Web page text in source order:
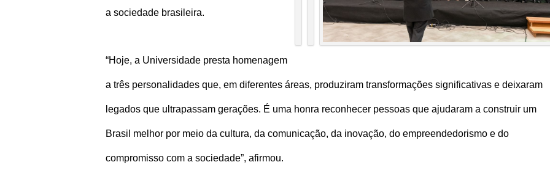
a sociedade brasileira.
“Hoje, a Universidade presta homenagem
a três personalidades que, em diferentes áreas, produziram transformações significativas e deixaram
legados que ultrapassam gerações. É uma honra reconhecer pessoas que ajudaram a construir um
Brasil melhor por meio da cultura, da comunicação, da inovação, do empreendedorismo e do
compromisso com a sociedade”, afirmou.